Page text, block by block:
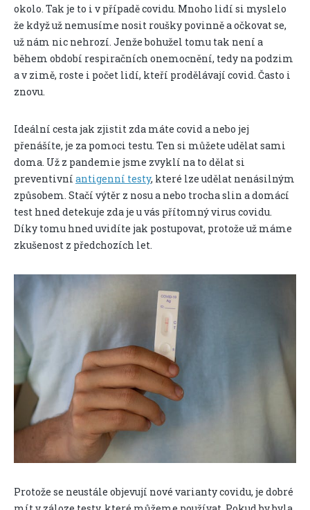
okolo. Tak je to i v případě covidu. Mnoho lidí si myslelo
že když už nemusíme nosit roušky povinně a očkovat se,
už nám nic nehrozí. Jenže bohužel tomu tak není a
během období respiračních onemocnění, tedy na podzim
a v zimě, roste i počet lidí, kteří prodělávají covid. Často i
znovu.
Ideální cesta jak zjistit zda máte covid a nebo jej
přenášíte, je za pomoci testu. Ten si můžete udělat sami
doma. Už z pandemie jsme zvyklí na to dělat si
preventivní antigenní testy, které lze udělat nenásilným
způsobem. Stačí výtěr z nosu a nebo trocha slin a domácí
test hned detekuje zda je u vás přítomný virus covidu.
Díky tomu hned uvidíte jak postupovat, protože už máme
zkušenost z předchozích let.
Protože se neustále objevují nové varianty covidu, je dobré